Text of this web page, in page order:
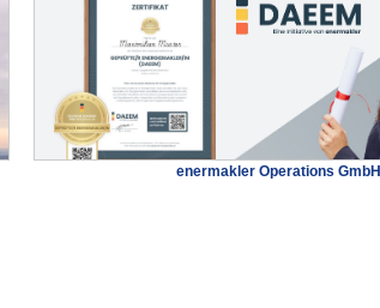
enermakler Operations GmbH